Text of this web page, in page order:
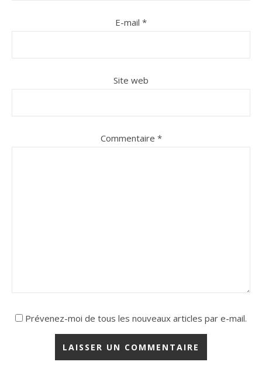
E-mail *
Site web
Commentaire *
Prévenez-moi de tous les nouveaux articles par e-mail.